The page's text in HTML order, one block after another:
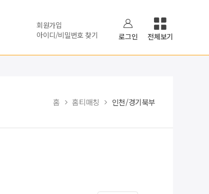
회원가입
아이디/비밀번호 찾기
로그인 전체보기
홈 홈티매칭 인천/경기북부